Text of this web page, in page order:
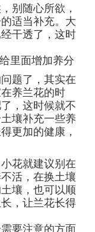
别随心所欲，
适当补充。大
干透了，这时
里面增加养分
题了，其实在
养兰花的时
，这时候就不
壤补充一些养
更加的健康，
花就建议别在
活，在换土壤
壤，也可以顺
，让兰花长得
要注意的方面